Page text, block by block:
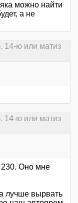
можно найти
а не
14-ю или матиз
14-ю или матиз
230. Оно мне
лучше вырвать